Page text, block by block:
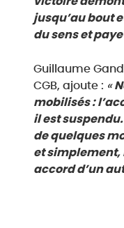
jusqu’au bout
du sens et
Guillaume
CGB, ajoute : «
mobilisés :
il est
de quelques
et simplement,
accord d’un